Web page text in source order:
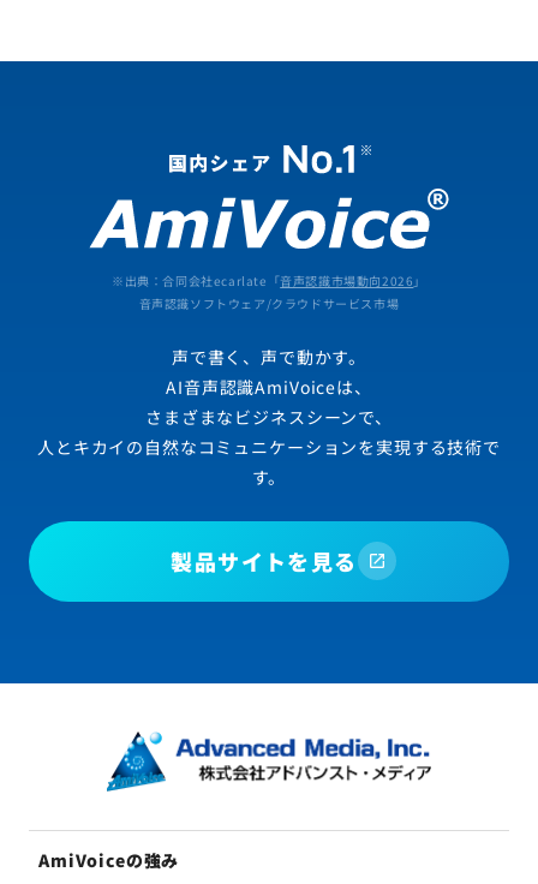
※出典：合同会社ecarlate「音声認識市場動向2026 」
音声認識ソフトウェア/クラウドサービス市場
声で書く、声で動かす。
AI音声認識AmiVoiceは、
さまざまなビジネスシーンで、
人とキカイの自然なコミュニケーションを実現する技術で
す。
製品サイトを見る
AmiVoiceの強み